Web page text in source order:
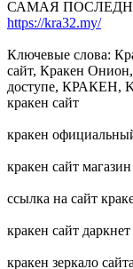
САМАЯ
https://kra32.my/
Ключевые слова:
сайт, Кракен
доступе, КРАКЕН,
кракен сайт
кракен
кракен сайт магазин
ссылка на сайт
кракен сайт даркнет
кракен зеркало сайта